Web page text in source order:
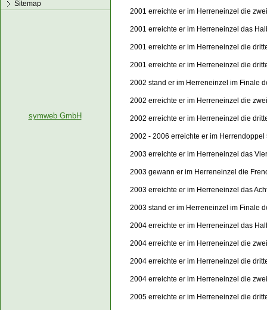
2001 erreichte er im Herreneinzel die
2001 erreichte er im Herreneinzel das
2001 erreichte er im Herreneinzel die
2001 erreichte er im Herreneinzel die
2002 stand er im Herreneinzel im Finale
2002 erreichte er im Herreneinzel die
2002 erreichte er im Herreneinzel die
2002 - 2006 erreichte er im
2003 erreichte er im Herreneinzel das
2003 gewann er im Herreneinzel die
2003 erreichte er im Herreneinzel das
2003 stand er im Herreneinzel im Finale
2004 erreichte er im Herreneinzel das
2004 erreichte er im Herreneinzel die
2004 erreichte er im Herreneinzel die
2004 erreichte er im Herreneinzel die
2005 erreichte er im Herreneinzel die
Sitemap
symweb GmbH